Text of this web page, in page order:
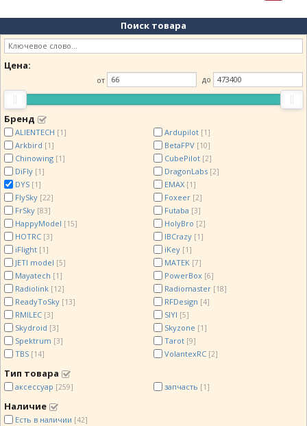
Поиск товара
Цена:
от до
Бренд
ALIENTECH [1] Ardupilot [1]
Arkbird [1] BetaFPV [10]
Chinowing [1] CubePilot [2]
DiFly [1] DragonLabs [2]
DYS [1] EMAX [1]
FlySky [22] Foxeer [2]
FrSky [83] Futaba [3]
HappyModel [15] HolyBro [2]
HOTRC [3] IBCrazy [1]
iFlight [1] iKey [1]
JETI model [5] MATEK [7]
Mayatech [1] PowerBox [6]
Radiolink [12] Radiomaster [18]
ReadyToSky [13] RFDesign [4]
RMILEC [3] SIYI [5]
Skydroid [3] Skyzone [1]
Spektrum [3] Tarot [9]
TBS [14] VolantexRC [2]
Тип товара
аксессуар [259] запчасть [1]
Наличие
Есть в наличии [42]